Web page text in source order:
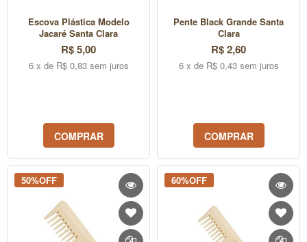
Escova Plástica Modelo
Jacaré Santa Clara
R$ 5,00
6 x de R$ 0,83 sem juros
COMPRAR
Pente Black Grande Santa
Clara
R$ 2,60
6 x de R$ 0,43 sem juros
COMPRAR
50%OFF 60%OFF